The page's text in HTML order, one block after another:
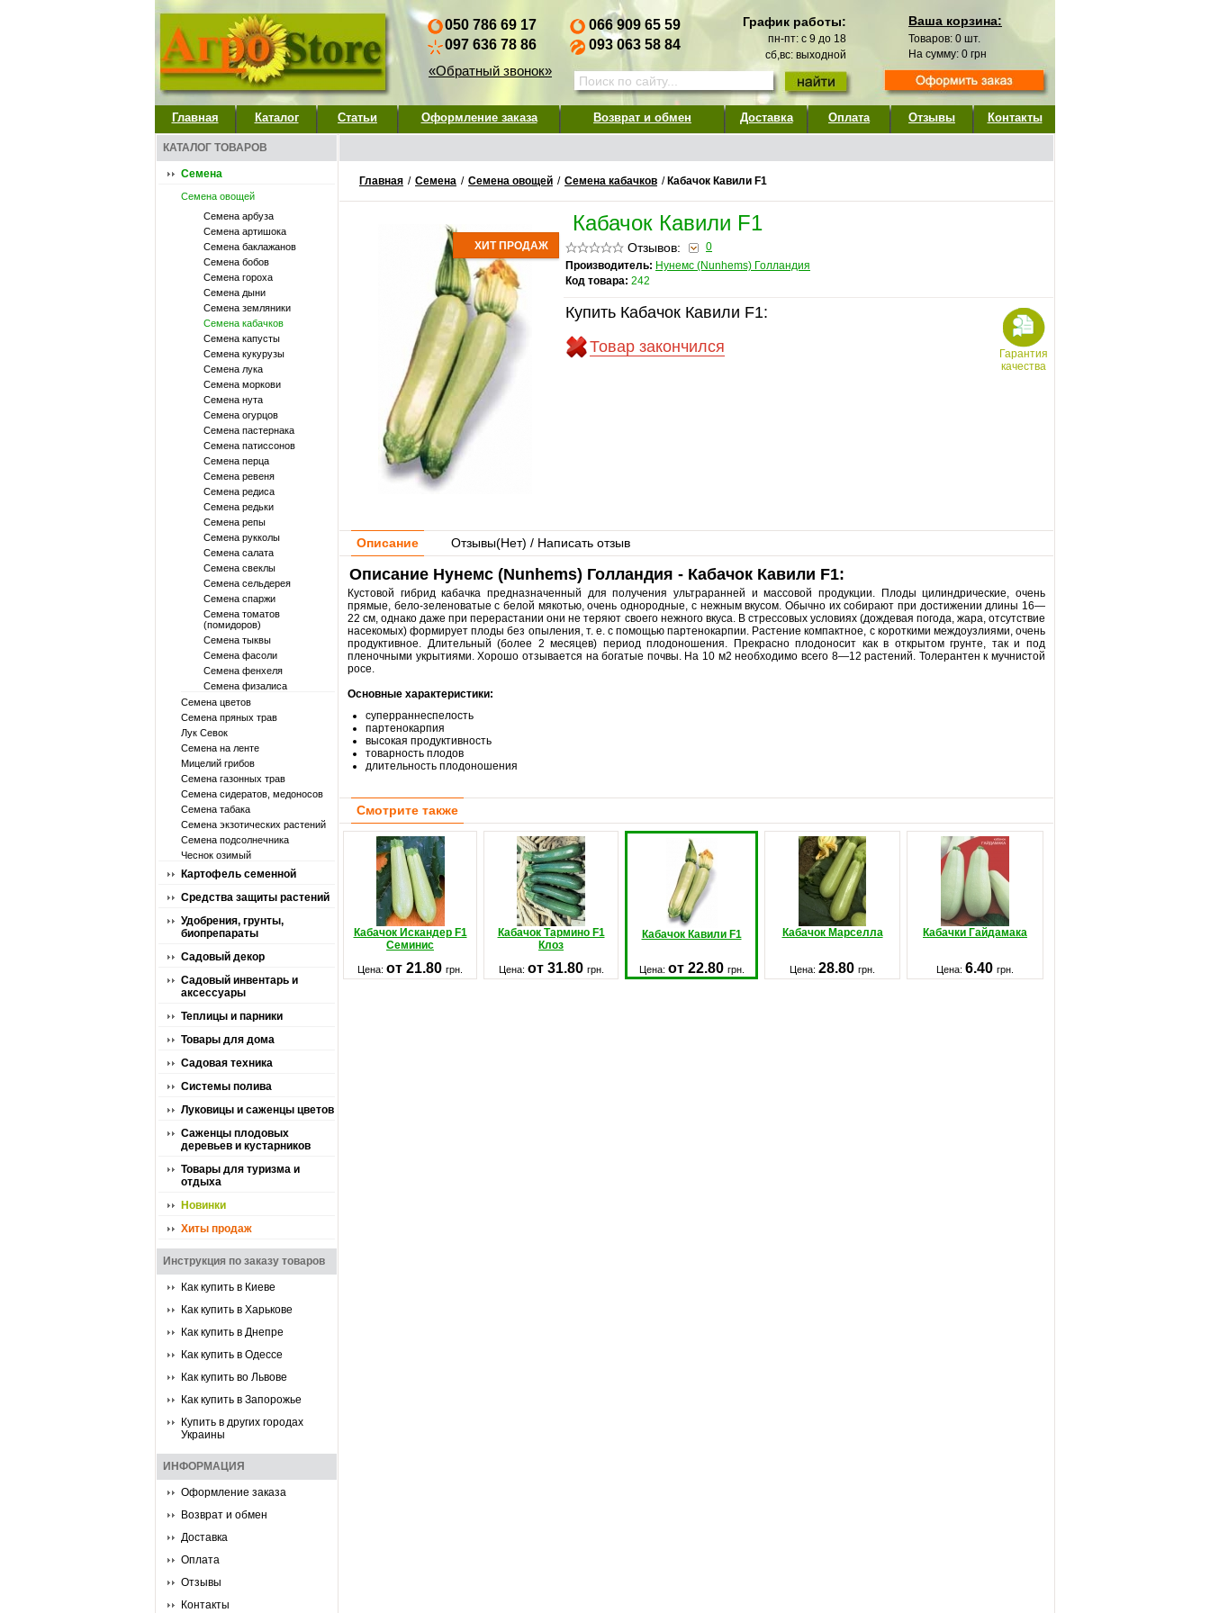
050 786 69 17
097 636 78 86
«Обратный звонок»
066 909 65 59
093 063 58 84
График работы:
пн-пт: с 9 до 18
сб,вс: выходной
Ваша корзина:
Товаров: 0 шт.
На сумму: 0 грн
Главная Каталог Статьи Оформление заказа Возврат и обмен Доставка Оплата Отзывы Контакты
КАТАЛОГ ТОВАРОВ
Семена
Семена овощей
Семена арбуза
Семена артишока
Семена баклажанов
Семена бобов
Семена гороха
Семена дыни
Семена земляники
Семена кабачков
Семена капусты
Семена кукурузы
Семена лука
Семена моркови
Семена нута
Семена огурцов
Семена пастернака
Семена патиссонов
Семена перца
Семена ревеня
Семена редиса
Семена редьки
Семена репы
Семена рукколы
Семена салата
Семена свеклы
Семена сельдерея
Семена спаржи
Семена томатов
(помидоров)
Семена тыквы
Семена фасоли
Семена фенхеля
Семена физалиса
Семена цветов
Семена пряных трав
Лук Севок
Семена на ленте
Мицелий грибов
Семена газонных трав
Семена сидератов, медоносов
Семена табака
Семена экзотических растений
Семена подсолнечника
Чеснок озимый
Картофель семенной
Средства защиты растений
Удобрения, грунты,
биопрепараты
Садовый декор
Садовый инвентарь и
аксессуары
Теплицы и парники
Товары для дома
Садовая техника
Системы полива
Луковицы и саженцы цветов
Саженцы плодовых
деревьев и кустарников
Товары для туризма и
отдыха
Новинки
Хиты продаж
Инструкция по заказу товаров
Как купить в Киеве
Как купить в Харькове
Как купить в Днепре
Как купить в Одессе
Как купить во Львове
Как купить в Запорожье
Купить в других городах
Украины
ИНФОРМАЦИЯ
Оформление заказа
Возврат и обмен
Доставка
Оплата
Отзывы
Контакты
Главная / Семена / Семена овощей / Семена кабачков / Кабачок Кавили F1
ХИТ ПРОДАЖ
Кабачок Кавили F1
Отзывов:
0
Производитель: Нунемс (Nunhems) Голландия
Код товара: 242
Купить Кабачок Кавили F1:
Товар закончился
Гарантия
качества
Описание Отзывы(Нет) / Написать отзыв
Описание Нунемс (Nunhems) Голландия - Кабачок Кавили F1:
Кустовой гибрид кабачка предназначенный для получения ультраранней и массовой продукции. Плоды цилиндрические, очень
прямые, бело-зеленоватые с белой мякотью, очень однородные, с нежным вкусом. Обычно их собирают при достижении длины 16—
22 см, однако даже при перерастании они не теряют своего нежного вкуса. В стрессовых условиях (дождевая погода, жара, отсутствие
насекомых) формирует плоды без опыления, т. е. с помощью партенокарпии. Растение компактное, с короткими междоузлиями, очень
продуктивное. Длительный (более 2 месяцев) период плодоношения. Прекрасно плодоносит как в открытом грунте, так и под
пленочными укрытиями. Хорошо отзывается на богатые почвы. На 10 м2 необходимо всего 8—12 растений. Толерантен к мучнистой
росе.
Основные характеристики:
суперраннеспелость
партенокарпия
высокая продуктивность
товарность плодов
длительность плодоношения
Смотрите также
Кабачок Искандер F1
Семинис
Кабачок Тармино F1
Клоз
Кабачок Кавили F1 Кабачок Марселла Кабачки Гайдамака
Цена: от 21.80 грн. Цена: от 31.80 грн. Цена: от 22.80 грн. Цена: 28.80 грн. Цена: 6.40 грн.